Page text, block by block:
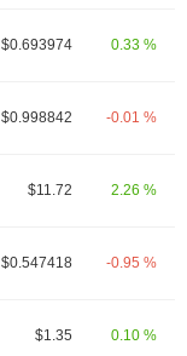
$0.693974 0.33 %
$0.998842 -0.01 %
$11.72 2.26 %
$0.547418 -0.95 %
$1.35 0.10 %